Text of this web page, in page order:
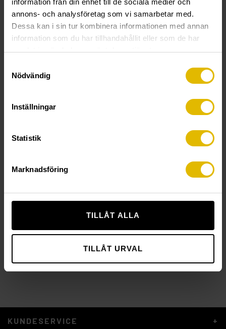
annons- och analysföretag som vi samarbetar med.
Dessa kan i sin tur kombinera informationen med annan
information som du har tillhandahållit eller som de har
samlat in när du har använt deras tjänster.
Nödvändig
Inställningar
Statistik
Marknadsföring
TILLÅT ALLA
TILLÅT URVAL
til tre-, gips - og betong
MONTASJESKRUE GIPS
KUNDESERVICE